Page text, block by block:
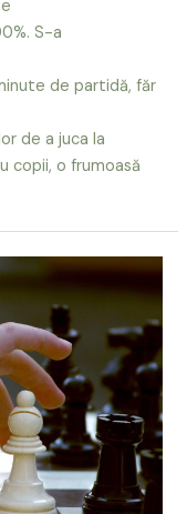
S-a
de partidă, făr
de a juca la
copii, o frumoasă